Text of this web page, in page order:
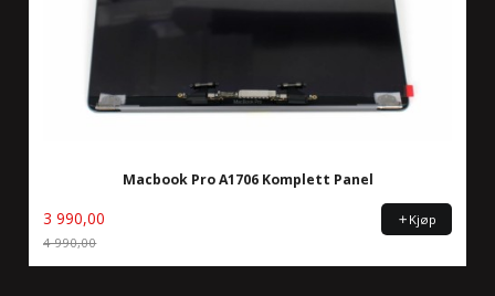
Macbook Pro A1706 Komplett Panel
3 990,00
4 990,00
Rabatt
Kjøp